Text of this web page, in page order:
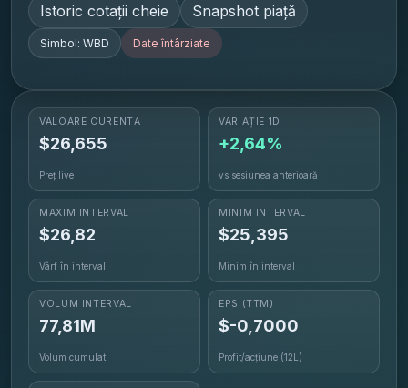
Istoric cotații cheie
Snapshot piață
Simbol: WBD Date întârziate
VALOARE CURENTĂ
$26,655
Preț live
VARIAȚIE 1D
+2,64%
vs sesiunea anterioară
MAXIM INTERVAL
$26,82
Vârf în interval
MINIM INTERVAL
$25,395
Minim în interval
VOLUM INTERVAL
77,81M
Volum cumulat
EPS (TTM)
$-0,7000
Profit/acțiune (12L)